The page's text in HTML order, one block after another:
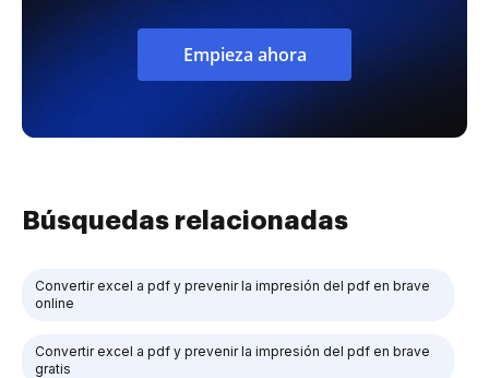
Empieza ahora
Búsquedas relacionadas
Convertir excel a pdf y prevenir la impresión del pdf en brave
online
Convertir excel a pdf y prevenir la impresión del pdf en brave
gratis